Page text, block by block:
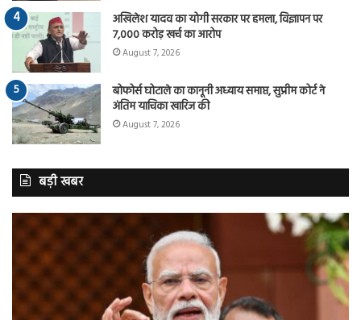
अखिलेश यादव का योगी सरकार पर हमला, विज्ञापन पर
7,000 करोड़ खर्च का आरोप
August 7, 2026
बोफोर्स घोटाले का कानूनी अध्याय समाप्त, सुप्रीम कोर्ट ने
अंतिम याचिका खारिज की
August 7, 2026
बड़ी खबर